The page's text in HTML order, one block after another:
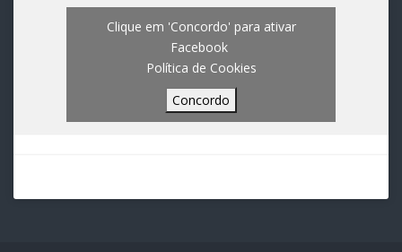
Clique em 'Concordo' para ativar
Facebook
Política de Cookies
Concordo